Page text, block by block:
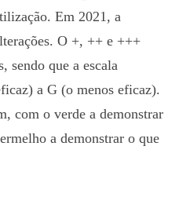
Em 2021, a
O +, ++ e +++
sendo que a escala
a G (o menos eficaz).
com o verde a demonstrar
a demonstrar o que